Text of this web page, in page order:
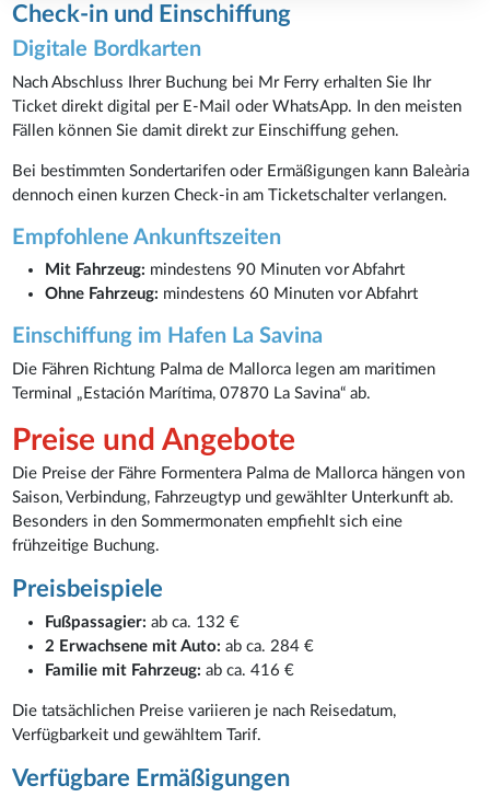
Check-in und Einschiffung
Digitale Bordkarten
Nach Abschluss Ihrer Buchung bei Mr Ferry erhalten Sie Ihr
Ticket direkt digital per E-Mail oder WhatsApp. In den meisten
Fällen können Sie damit direkt zur Einschiffung gehen.
Bei bestimmten Sondertarifen oder Ermäßigungen kann Baleària
dennoch einen kurzen Check-in am Ticketschalter verlangen.
Empfohlene Ankunftszeiten
Mit Fahrzeug: mindestens 90 Minuten vor Abfahrt
Ohne Fahrzeug: mindestens 60 Minuten vor Abfahrt
Einschiffung im Hafen La Savina
Die Fähren Richtung Palma de Mallorca legen am maritimen
Terminal „Estación Marítima, 07870 La Savina“ ab.
Preise und Angebote
Die Preise der Fähre Formentera Palma de Mallorca hängen von
Saison, Verbindung, Fahrzeugtyp und gewählter Unterkunft ab.
Besonders in den Sommermonaten empfiehlt sich eine
frühzeitige Buchung.
Preisbeispiele
Fußpassagier: ab ca. 132 €
2 Erwachsene mit Auto: ab ca. 284 €
Familie mit Fahrzeug: ab ca. 416 €
Die tatsächlichen Preise variieren je nach Reisedatum,
Verfügbarkeit und gewähltem Tarif.
Verfügbare Ermäßigungen